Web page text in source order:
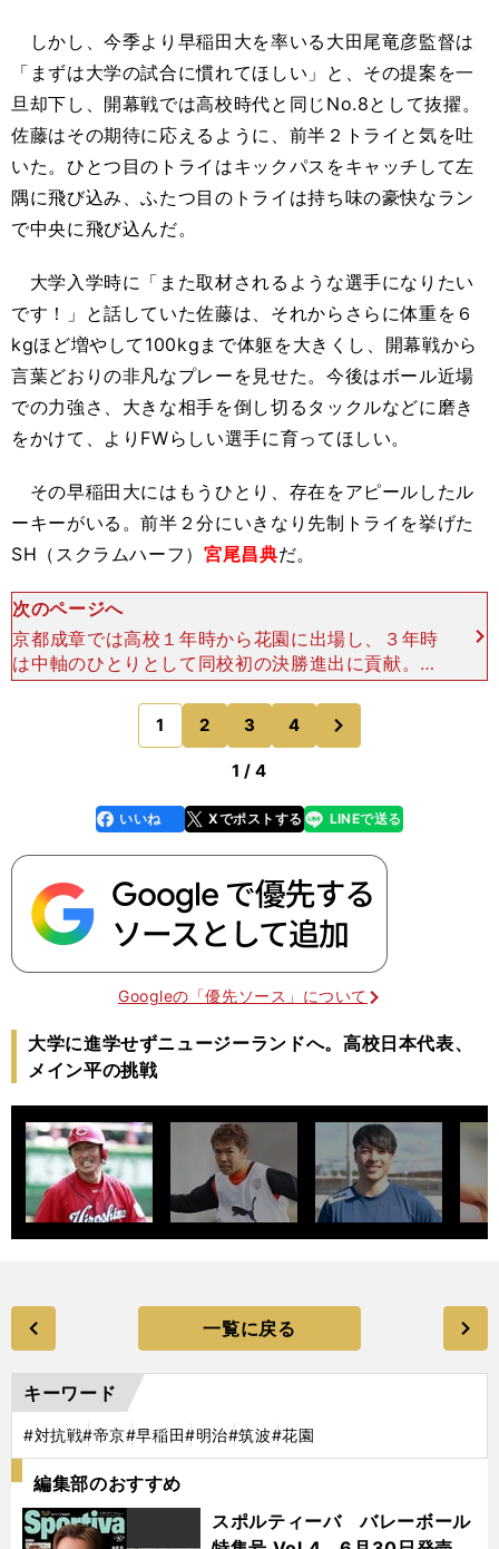
しかし、今季より早稲田大を率いる大田尾竜彦監督は
「まずは大学の試合に慣れてほしい」と、その提案を一
旦却下し、開幕戦では高校時代と同じNo.8として抜擢。
佐藤はその期待に応えるように、前半２トライと気を吐
いた。ひとつ目のトライはキックパスをキャッチして左
隅に飛び込み、ふたつ目のトライは持ち味の豪快なラン
で中央に飛び込んだ。
大学入学時に「また取材されるような選手になりたい
です！」と話していた佐藤は、それからさらに体重を６
kgほど増やして100kgまで体躯を大きくし、開幕戦から
言葉どおりの非凡なプレーを見せた。今後はボール近場
での力強さ、大きな相手を倒し切るタックルなどに磨き
をかけて、よりFWらしい選手に育ってほしい。
その早稲田大にはもうひとり、存在をアピールしたル
ーキーがいる。前半２分にいきなり先制トライを挙げた
SH（スクラムハーフ）宮尾昌典だ。
次のページへ
京都成章では高校１年時から花園に出場し、３年時
は中軸のひとりとして同校初の決勝進出に貢献。佐
藤とともにＵ17日本代表で活躍するなど、パスさば
き、そしてスピードに長けた選手として注目を集め
てきた逸材だ。
1 2 3 4
のページへ
1 / 4
faceboo
k
いいね Xでポストする
line LINEで送る
Googleの「優先ソース」について
大学に進学せずニュージーランドへ。高校日本代表、
メイン平の挑戦
一覧に戻る
キーワード
#対抗戦#帝京#早稲田#明治#筑波#花園
編集部のおすすめ
スポルティーバ バレーボール